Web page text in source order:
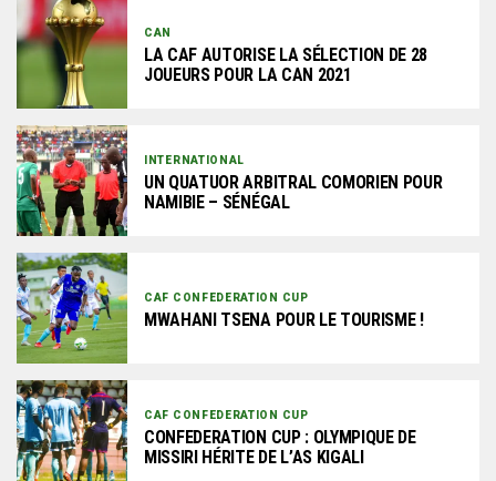
CAN
LA CAF AUTORISE LA SÉLECTION DE 28
JOUEURS POUR LA CAN 2021
INTERNATIONAL
UN QUATUOR ARBITRAL COMORIEN POUR
NAMIBIE – SÉNÉGAL
CAF CONFEDERATION CUP
MWAHANI TSENA POUR LE TOURISME !
CAF CONFEDERATION CUP
CONFEDERATION CUP : OLYMPIQUE DE
MISSIRI HÉRITE DE L’AS KIGALI